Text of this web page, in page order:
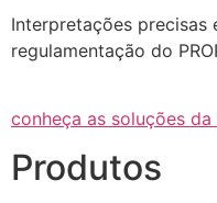
Interpretações precisas
regulamentação do
conheça as soluções da
Produtos